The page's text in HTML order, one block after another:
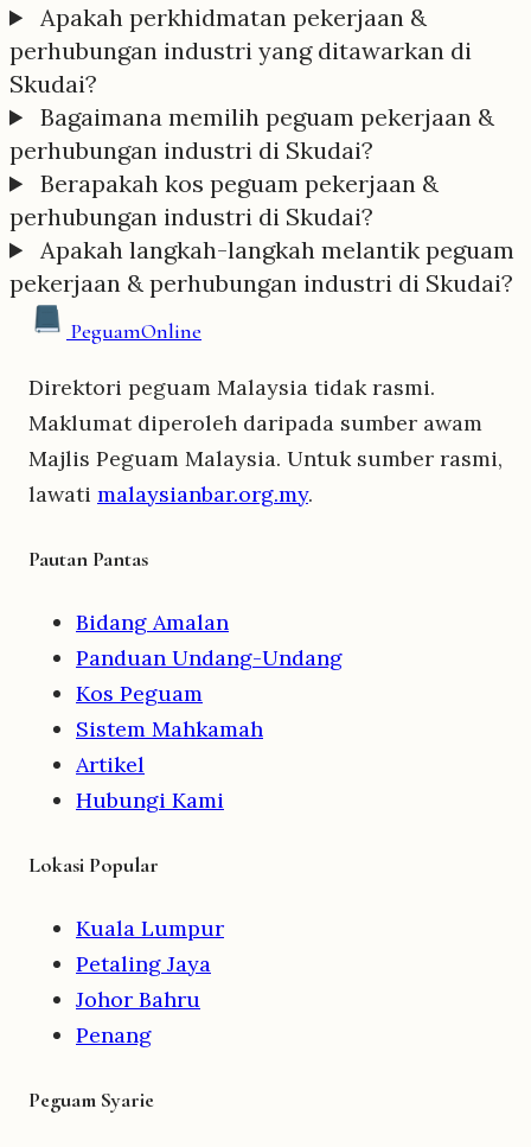
Apakah perkhidmatan pekerjaan &
perhubungan industri yang ditawarkan di
Skudai?
Bagaimana memilih peguam pekerjaan &
perhubungan industri di Skudai?
Berapakah kos peguam pekerjaan &
perhubungan industri di Skudai?
Apakah langkah-langkah melantik peguam
pekerjaan & perhubungan industri di Skudai?
PeguamOnline
Direktori peguam Malaysia tidak rasmi.
Maklumat diperoleh daripada sumber awam
Majlis Peguam Malaysia. Untuk sumber rasmi,
lawati malaysianbar.org.my.
Pautan Pantas
Bidang Amalan
Panduan Undang-Undang
Kos Peguam
Sistem Mahkamah
Artikel
Hubungi Kami
Lokasi Popular
Kuala Lumpur
Petaling Jaya
Johor Bahru
Penang
Peguam Syarie